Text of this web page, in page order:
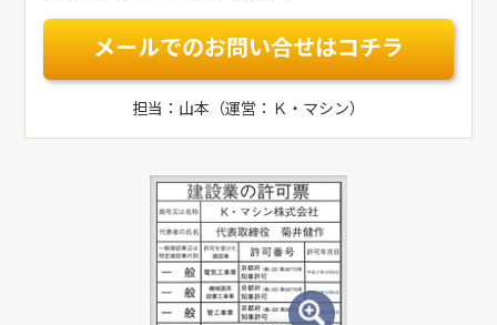
メールでのお問い合せはコチラ
担当：山本（運営：Ｋ・マシン）